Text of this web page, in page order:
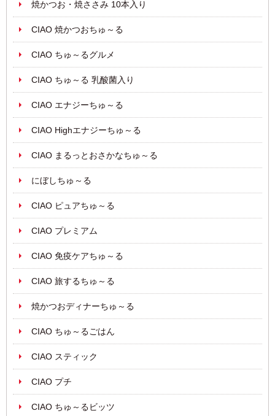
焼かつお・焼ささみ 10本入り
CIAO 焼かつおちゅ～る
CIAO ちゅ～るグルメ
CIAO ちゅ～る 乳酸菌入り
CIAO エナジーちゅ～る
CIAO Highエナジーちゅ～る
CIAO まるっとおさかなちゅ～る
にぼしちゅ～る
CIAO ピュアちゅ～る
CIAO プレミアム
CIAO 免疫ケアちゅ～る
CIAO 旅するちゅ～る
焼かつおディナーちゅ～る
CIAO ちゅ～るごはん
CIAO スティック
CIAO プチ
CIAO ちゅ～るビッツ